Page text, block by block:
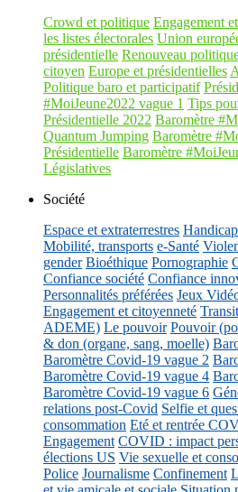
Crowd et politique Engagement
les listes électorales Union
présidentielle Renouveau
citoyen Europe et présidentielles
Politique baro et participatif
#MoiJeune2022 vague 1 Tips
Présidentielle 2022 Baromètre
Quantum Jumping Baromètre
Présidentielle Baromètre
Législatives
Société
Espace et extraterrestres Handicap
Mobilité, transports e-Santé
gender Bioéthique Pornographie
Confiance société Confiance
Personnalités préférées Jeux
Engagement et citoyenneté
ADEME) Le pouvoir Pouvoir
& don (organe, sang, moelle)
Baromètre Covid-19 vague 2
Baromètre Covid-19 vague 4
Baromètre Covid-19 vague 6
relations post-Covid Selfie et
consommation Eté et rentrée
Engagement COVID : impact
élections US Vie sexuelle et
Police Journalisme Confinement